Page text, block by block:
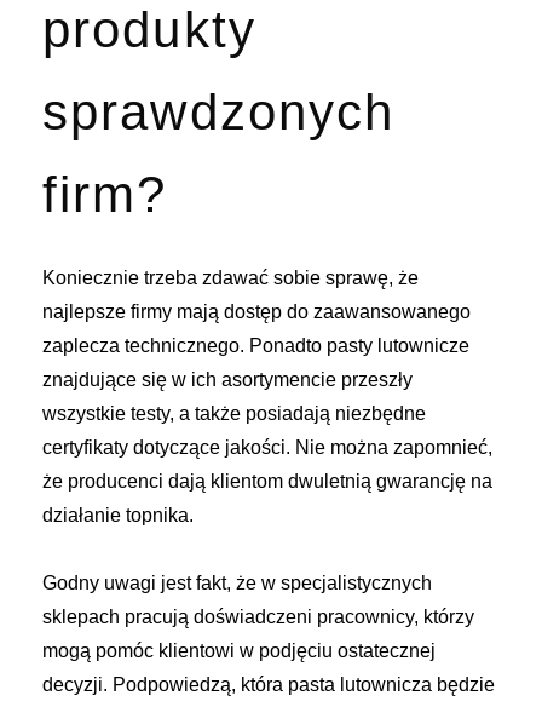
produkty
sprawdzonych
firm?
Koniecznie trzeba zdawać sobie sprawę, że
najlepsze firmy mają dostęp do zaawansowanego
zaplecza technicznego. Ponadto pasty lutownicze
znajdujące się w ich asortymencie przeszły
wszystkie testy, a także posiadają niezbędne
certyfikaty dotyczące jakości. Nie można zapomnieć,
że producenci dają klientom dwuletnią gwarancję na
działanie topnika.
Godny uwagi jest fakt, że w specjalistycznych
sklepach pracują doświadczeni pracownicy, którzy
mogą pomóc klientowi w podjęciu ostatecznej
decyzji. Podpowiedzą, która pasta lutownicza będzie